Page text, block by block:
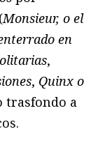
(Monsieur, o el
en
,
, Quinx o
trasfondo a